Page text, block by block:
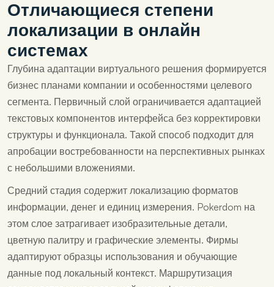
Отличающиеся степени
локализации в онлайн
системах
Глубина адаптации виртуального решения формируется
бизнес планами компании и особенностями целевого
сегмента. Первичный слой ограничивается адаптацией
текстовых компонентов интерфейса без корректировки
структуры и функционала. Такой способ подходит для
апробации востребованности на перспективных рынках
с небольшими вложениями.
Средний стадия содержит локализацию форматов
информации, денег и единиц измерения. Pokerdom на
этом слое затрагивает изобразительные детали,
цветную палитру и графические элементы. Фирмы
адаптируют образцы использования и обучающие
данные под локальный контекст. Маршрутизация